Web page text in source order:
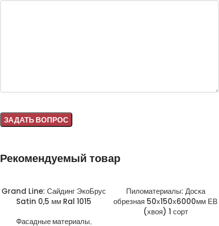
Рекомендуемый товар
Grand Line: Сайдинг ЭкоБрус
Satin 0,5 мм Ral 1015
Фасадные материалы,
Пиломатериалы: Доска
обрезная 50х150х6000мм ЕВ
(хвоя) 1 сорт